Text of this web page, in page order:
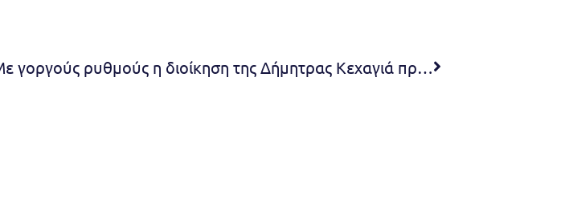
Με γοργούς ρυθμούς η διοίκηση της Δήμητρας Κεχαγιά προωθεί την κατασκευή δικτύου αποχέτευσης στη Νταού Πεντέλης Εγκρίθηκε η σύναψη προγραμματικής σύμβασης Δήμου Πεντέλης και ΕΥΔΑΠ για την κατασκευή του έργου